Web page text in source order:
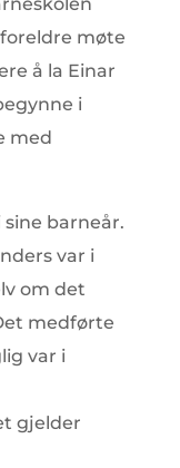
møte
å la Einar
i
med
barneår.
var i
om det
medførte
var i
gjelder